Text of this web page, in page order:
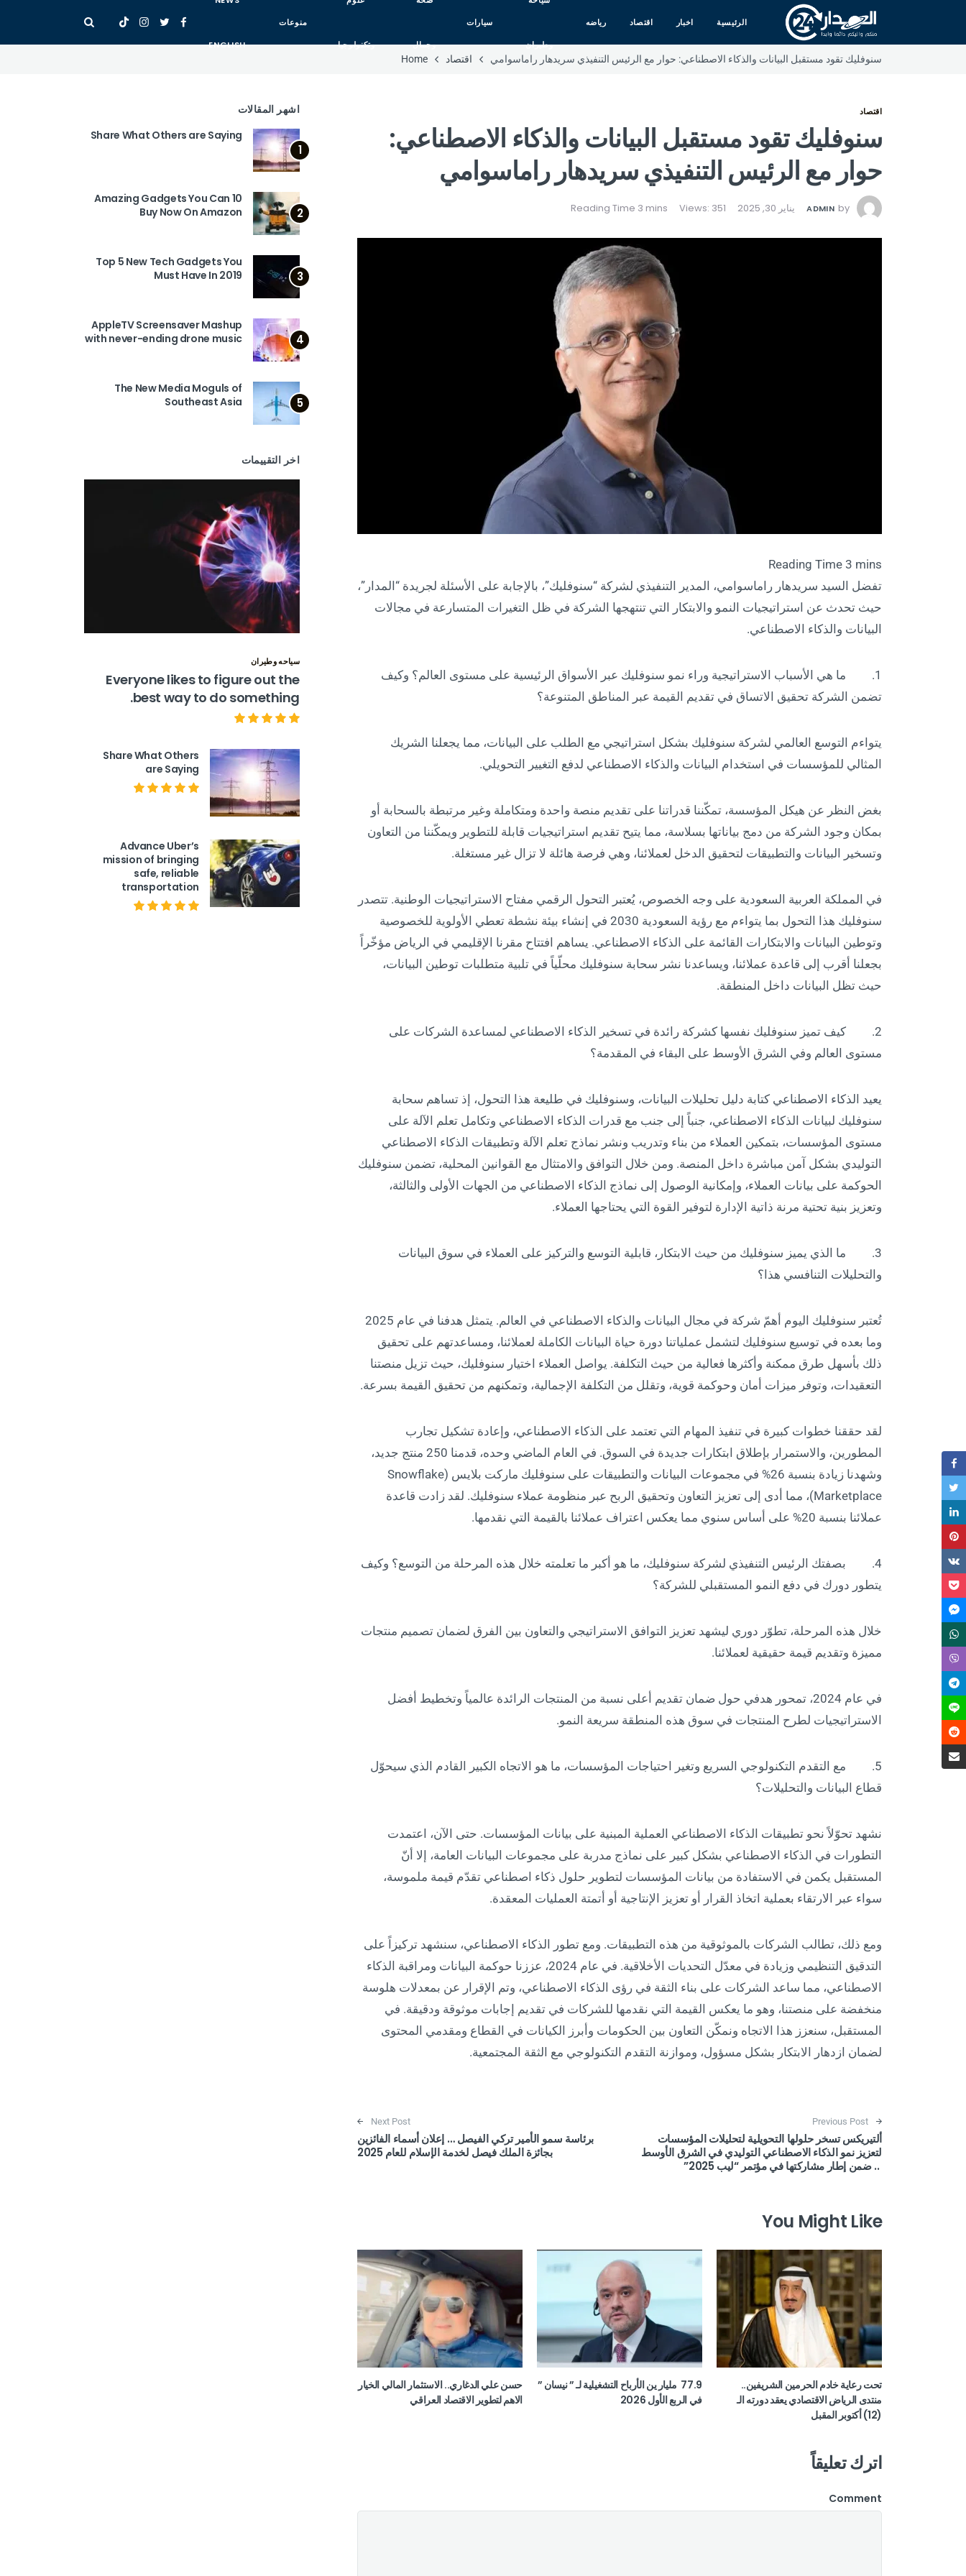
الرئيسية اخبار اقتصاد رياضه
وطيران
سيارات
وجمال وتكنولوجيا
منوعات
ENGLISH
سنوفليك تقود مستقبل البيانات والذكاء الاصطناعي: حوار مع الرئيس التنفيذي سريدهار راماسوامي
اقتصاد Home
اقتصاد
سنوفليك تقود مستقبل البيانات والذكاء الاصطناعي:
حوار مع الرئيس التنفيذي سريدهار راماسوامي
by
ADMIN يناير 30, 2025 Views: 351
تفضل السيد سريدهار راماسوامي، المدير التنفيذي لشركة “سنوفليك”، بالإجابة على الأسئلة لجريدة “المدار”،
حيث تحدث عن استراتيجيات النمو والابتكار التي تنتهجها الشركة في ظل التغيرات المتسارعة في مجالات
البيانات والذكاء الاصطناعي.
1. ما هي الأسباب الاستراتيجية وراء نمو سنوفليك عبر الأسواق الرئيسية على مستوى العالم؟ وكيف
تضمن الشركة تحقيق الاتساق في تقديم القيمة عبر المناطق المتنوعة؟
يتواءم التوسع العالمي لشركة سنوفليك بشكل استراتيجي مع الطلب على البيانات، مما يجعلنا الشريك
المثالي للمؤسسات في استخدام البيانات والذكاء الاصطناعي لدفع التغيير التحويلي.
بغض النظر عن هيكل المؤسسة، تمكّننا قدراتنا على تقديم منصة واحدة ومتكاملة وغير مرتبطة بالسحابة أو
بمكان وجود الشركة من دمج بياناتها بسلاسة، مما يتيح تقديم استراتيجيات قابلة للتطوير ويمكّننا من التعاون
وتسخير البيانات والتطبيقات لتحقيق الدخل لعملائنا، وهي فرصة هائلة لا تزال غير مستغلة.
في المملكة العربية السعودية على وجه الخصوص، يُعتبر التحول الرقمي مفتاح الاستراتيجيات الوطنية. تتصدر
سنوفليك هذا التحول بما يتواءم مع رؤية السعودية 2030 في إنشاء بيئة نشطة تعطي الأولوية للخصوصية
وتوطين البيانات والابتكارات القائمة على الذكاء الاصطناعي. يساهم افتتاح مقرنا الإقليمي في الرياض مؤخّراً
بجعلنا أقرب إلى قاعدة عملائنا، ويساعدنا نشر سحابة سنوفليك محلّياً في تلبية متطلبات توطين البيانات،
حيث تظل البيانات داخل المنطقة.
2. كيف تميز سنوفليك نفسها كشركة رائدة في تسخير الذكاء الاصطناعي لمساعدة الشركات على
مستوى العالم وفي الشرق الأوسط على البقاء في المقدمة؟
يعيد الذكاء الاصطناعي كتابة دليل تحليلات البيانات، وسنوفليك في طليعة هذا التحول، إذ تساهم سحابة
سنوفليك لبيانات الذكاء الاصطناعي، جنباً إلى جنب مع قدرات الذكاء الاصطناعي وتكامل تعلم الآلة على
مستوى المؤسسات، بتمكين العملاء من بناء وتدريب ونشر نماذج تعلم الآلة وتطبيقات الذكاء الاصطناعي
التوليدي بشكل آمن مباشرة داخل المنصة. ومن خلال التوافق والامتثال مع القوانين المحلية، تضمن سنوفليك
الحوكمة على بيانات العملاء، وإمكانية الوصول إلى نماذج الذكاء الاصطناعي من الجهات الأولى والثالثة،
وتعزيز بنية تحتية مرنة ذاتية الإدارة لتوفير القوة التي يحتاجها العملاء.
3. ما الذي يميز سنوفليك من حيث الابتكار، قابلية التوسع والتركيز على العملاء في سوق البيانات
والتحليلات التنافسي هذا؟
تُعتبر سنوفليك اليوم أهمّ شركة في مجال البيانات والذكاء الاصطناعي في العالم. يتمثل هدفنا في عام 2025
وما بعده في توسيع سنوفليك لتشمل عملياتنا دورة حياة البيانات الكاملة لعملائنا، ومساعدتهم على تحقيق
ذلك بأسهل طرق ممكنة وأكثرها فعالية من حيث التكلفة. يواصل العملاء اختيار سنوفليك، حيث تزيل منصتنا
التعقيدات، وتوفر ميزات أمان وحوكمة قوية، وتقلل من التكلفة الإجمالية، وتمكنهم من تحقيق القيمة بسرعة.
لقد حققنا خطوات كبيرة في تنفيذ المهام التي تعتمد على الذكاء الاصطناعي، وإعادة تشكيل تجارب
المطورين، والاستمرار بإطلاق ابتكارات جديدة في السوق. في العام الماضي وحده، قدمنا 250 منتج جديد،
وشهدنا زيادة بنسبة 26% في مجموعات البيانات والتطبيقات على سنوفليك ماركت بلايس (Snowflake
Marketplace)، مما أدى إلى تعزيز التعاون وتحقيق الربح عبر منظومة عملاء سنوفليك. لقد زادت قاعدة
عملائنا بنسبة 20% على أساس سنوي مما يعكس اعتراف عملائنا بالقيمة التي نقدمها.
4. بصفتك الرئيس التنفيذي لشركة سنوفليك، ما هو أكبر ما تعلمته خلال هذه المرحلة من التوسع؟ وكيف
يتطور دورك في دفع النمو المستقبلي للشركة؟
خلال هذه المرحلة، تطوّر دوري ليشهد تعزيز التوافق الاستراتيجي والتعاون بين الفرق لضمان تصميم منتجات
مميزة وتقديم قيمة حقيقية لعملائنا.
في عام 2024، تمحور هدفي حول ضمان تقديم أعلى نسبة من المنتجات الرائدة عالمياً وتخطيط أفضل
الاستراتيجيات لطرح المنتجات في سوق هذه المنطقة سريعة النمو.
5. مع التقدم التكنولوجي السريع وتغير احتياجات المؤسسات، ما هو الاتجاه الكبير القادم الذي سيحوّل
قطاع البيانات والتحليلات؟
نشهد تحوّلاً نحو تطبيقات الذكاء الاصطناعي العملية المبنية على بيانات المؤسسات. حتى الآن، اعتمدت
التطورات في الذكاء الاصطناعي بشكل كبير على نماذج مدربة على مجموعات البيانات العامة، إلا أنّ
المستقبل يكمن في الاستفادة من بيانات المؤسسات لتطوير حلول ذكاء اصطناعي تقدّم قيمة ملموسة،
سواء عبر الارتقاء بعملية اتخاذ القرار أو تعزيز الإنتاجية أو أتمتة العمليات المعقدة.
ومع ذلك، تطالب الشركات بالموثوقية من هذه التطبيقات. ومع تطور الذكاء الاصطناعي، سنشهد تركيزاً على
التدقيق التنظيمي وزيادة في معدّل التحديات الأخلاقية. في عام 2024، عززنا حوكمة البيانات ومراقبة الذكاء
الاصطناعي، مما ساعد الشركات على بناء الثقة في رؤى الذكاء الاصطناعي، وتم الإقرار عن بمعدلات هلوسة
منخفضة على منصتنا، وهو ما يعكس القيمة التي نقدمها للشركات في تقديم إجابات موثوقة ودقيقة. في
المستقبل، سنعزز هذا الاتجاه ونمكّن التعاون بين الحكومات وأبرز الكيانات في القطاع ومقدمي المحتوى
لضمان ازدهار الابتكار بشكل مسؤول، وموازنة التقدم التكنولوجي مع الثقة المجتمعية.
Post navigation
Previous Post
ألتيريكس تسخر حلولها التحويلية لتحليلات المؤسسات
لتعزيز نمو الذكاء الاصطناعي التوليدي في الشرق الأوسط
.. ضمن إطار مشاركتها في مؤتمر “ليب 2025”
Next Post
برئاسة سمو الأمير تركي الفيصل … إعلان أسماء الفائزين
بجائزة الملك فيصل لخدمة الإسلام للعام 2025
You Might Like
تحت رعاية خادم الحرمين الشريفين..
منتدى الرياض الاقتصادي يعقد دورته الـ
(12) أكتوبر المقبل
77.9 مليار ين الأرباح التشغيلية لـ ” نيسان ”
في الربع الأول 2026
حسن علي الدغاري.. الاستثمار المالي الخيار
الاهم لتطوير الاقتصاد العراقي
اترك تعليقاً
Comment
اشهر المقالات
1
Share What Others are Saying
2
10 Amazing Gadgets You Can
Buy Now On Amazon
3
Top 5 New Tech Gadgets You
Must Have In 2019
4
AppleTV Screensaver Mashup
with never-ending drone music
5
The New Media Moguls of
Southeast Asia
اخر التقييمات
سياحه وطيران
Everyone likes to figure out the
best way to do something.
Share What Others
are Saying
Advance Uber’s
mission of bringing
safe, reliable
transportation